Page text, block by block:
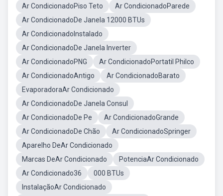
Ar CondicionadoPiso Teto
Ar CondicionadoParede
Ar CondicionadoDe Janela 12000 BTUs
Ar CondicionadoInstalado
Ar CondicionadoDe Janela Inverter
Ar CondicionadoPNG
Ar CondicionadoPortatil Philco
Ar CondicionadoAntigo
Ar CondicionadoBarato
EvaporadoraAr Condicionado
Ar CondicionadoDe Janela Consul
Ar CondicionadoDe Pe
Ar CondicionadoGrande
Ar CondicionadoDe Chão
Ar CondicionadoSpringer
Aparelho DeAr Condicionado
Marcas DeAr Condicionado
PotenciaAr Condicionado
Ar Condicionado36
000 BTUs
InstalaçãoAr Condicionado